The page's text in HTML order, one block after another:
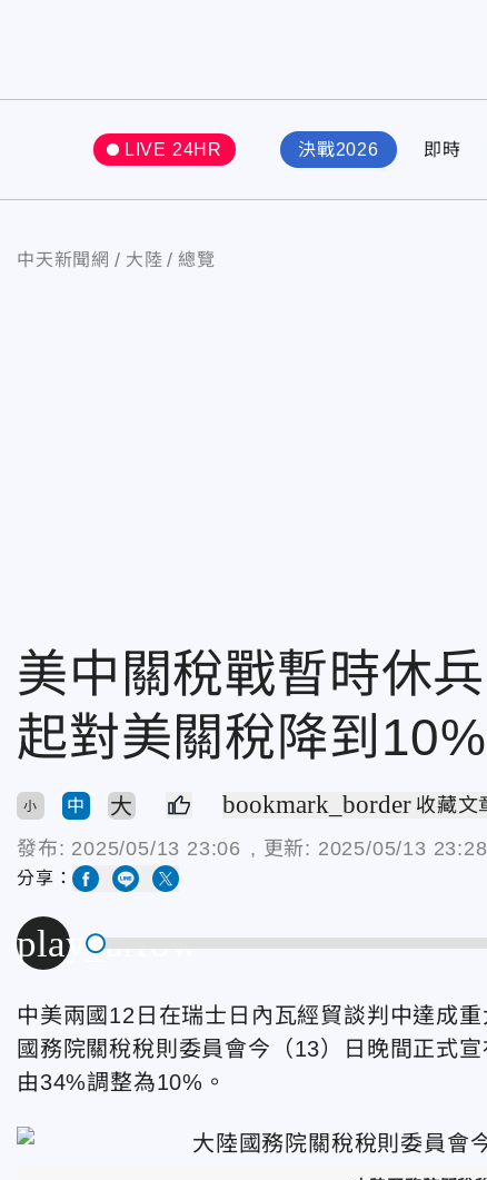
LIVE 24HR 決戰2026 即時
中天新聞網 大陸 總覽
美中關稅戰暫時休
起對美關稅降到10%
小 中 大 bookmark_border 收藏文
發布: 2025/05/13 23:06 , 更新: 2025/05/13 23:28
分享：
play_arrow
中美兩國12日在瑞士日內瓦經貿談判中達成
國務院關稅稅則委員會今（13）日晚間正式
由34%調整為10%。